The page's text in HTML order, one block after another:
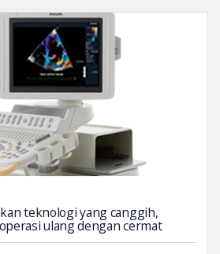
teknologi yang canggih,
ulang dengan cermat